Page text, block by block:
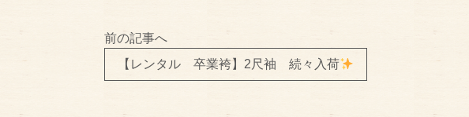
前の記事へ
【レンタル 卒業袴】2尺袖 続々入荷